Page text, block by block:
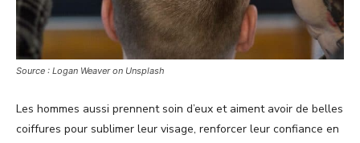
Source : Logan Weaver on Unsplash
Les hommes aussi prennent soin d’eux et aiment avoir de belles
coiffures pour sublimer leur visage, renforcer leur confiance en